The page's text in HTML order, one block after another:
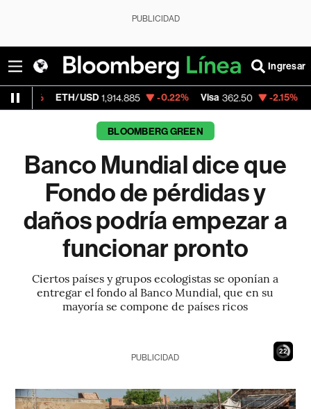
PUBLICIDAD
Ingresar
ETH/USD 1,914.885 -0.22% Visa 362.50 -2.15%
BLOOMBERG GREEN
Banco Mundial dice que
Fondo de pérdidas y
daños podría empezar a
funcionar pronto
Ciertos países y grupos ecologistas se oponían a
entregar el fondo al Banco Mundial, que en su
mayoría se compone de países ricos
21
PUBLICIDAD